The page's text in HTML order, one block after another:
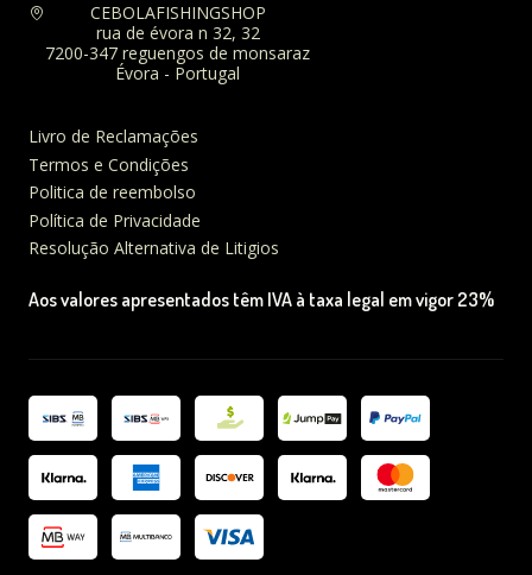
CEBOLAFISHINGSHOP
rua de évora n 32, 32
7200-347 reguengos de monsaraz
Évora - Portugal
Livro de Reclamações
Termos e Condições
Politica de reembolso
Política de Privacidade
Resolução Alternativa de Litigios
Aos valores apresentados têm IVA à taxa legal em vigor 23%